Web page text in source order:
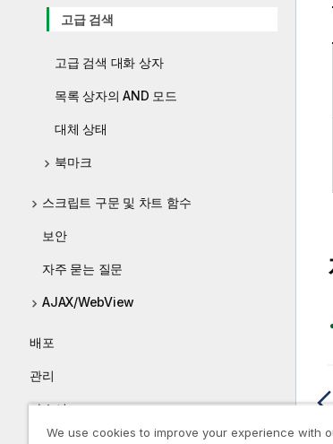
고급 검색
고급 검색 대화 상자
목록 상자의 AND 모드
대체 상태
북마크
스크립트 구문 및 차트 함수
보안
자주 묻는 질문
AJAX/WebView
배포
관리
자습서
We use cookies to improve your experience with